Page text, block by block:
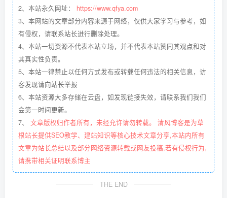
2、本站永久网址： https://www.qfya.com
3、本网站的文章部分内容来源于网络，仅供大家学习与参考，如
有侵权，请联系站长进行删除处理。
4、本站一切资源不代表本站立场，并不代表本站赞同其观点和对
其真实性负责。
5、本站一律禁止以任何方式发布或转载任何违法的相关信息，访
客发现请向站长举报
6、本站资源大多存储在云盘，如发现链接失效，请联系我们我们
会第一时间更新。
7、 文章版权归作者所有，未经允许请勿转载。 清风博客是为草
根站长提供SEO教学、建站知识等核心技术文章分享,本站内所有
文章为站长总结以及部分网络资源转载或网友投稿,若有侵权行为,
请携带相关证明联系博主
THE END